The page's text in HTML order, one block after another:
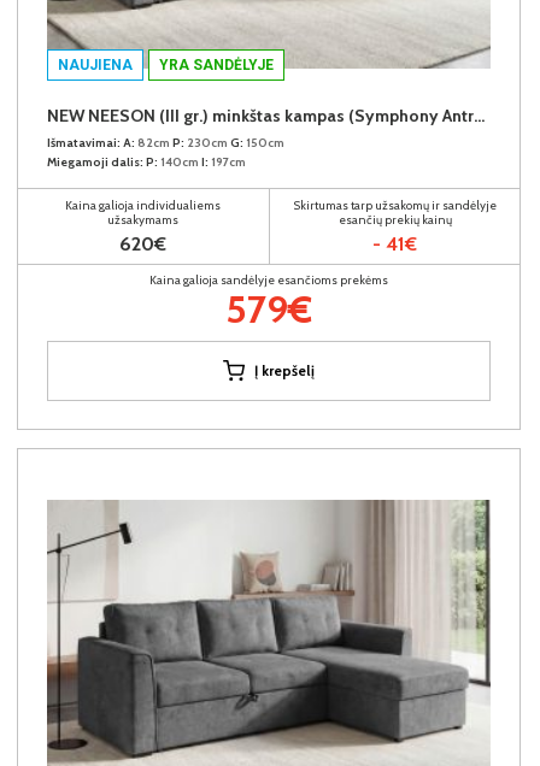
NAUJIENA YRA SANDĖLYJE
NEW NEESON (III gr.) minkštas kampas (Symphony Antracite-20)
Išmatavimai: A: 82cm P: 230cm G: 150cm
Miegamoji dalis: P: 140cm I: 197cm
Kaina galioja individualiems
užsakymams
620€
Skirtumas tarp užsakomų ir sandėlyje
esančių prekių kainų
- 41€
Kaina galioja sandėlyje esančioms prekėms
579€
Į krepšelį